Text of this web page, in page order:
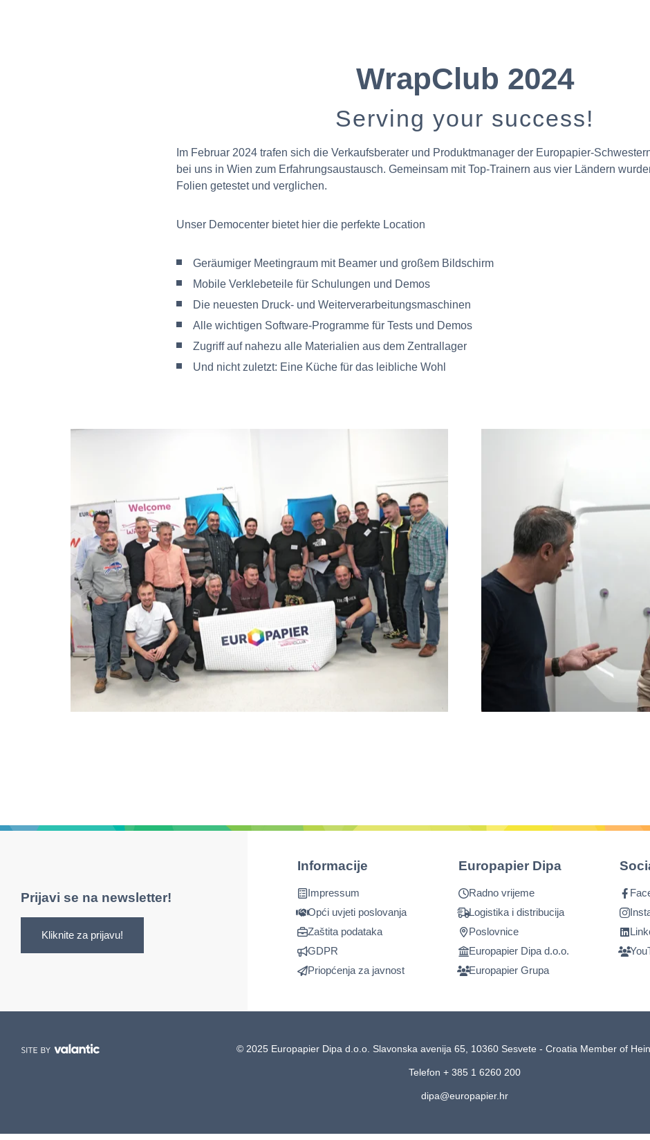
WrapClub 2024
Serving your success!
Im Februar 2024 trafen sich die Verkaufsberater und Produktmanager der Europapier-
bei uns in Wien zum Erfahrungsaustausch. Gemeinsam mit Top-Trainern aus vier Ländern
Folien getestet und verglichen.
Unser Democenter bietet hier die perfekte Location
Geräumiger Meetingraum mit Beamer und großem Bildschirm
Mobile Verklebeteile für Schulungen und Demos
Die neuesten Druck- und Weiterverarbeitungsmaschinen
Alle wichtigen Software-Programme für Tests und Demos
Zugriff auf nahezu alle Materialien aus dem Zentrallager
Und nicht zuletzt: Eine Küche für das leibliche Wohl
Prijavi se na newsletter!
Kliknite za prijavu!
Informacije
Impressum
Opći uvjeti poslovanja
Zaštita podataka
GDPR
Priopćenja za javnost
Europapier Dipa
Radno vrijeme
Logistika i distribucija
Poslovnice
Europapier Dipa d.o.o.
Europapier Grupa
© 2025 Europapier Dipa d.o.o. Slavonska avenija 65, 10360 Sesvete - Croatia Member of
Telefon + 385 1 6260 200
dipa@europapier.hr